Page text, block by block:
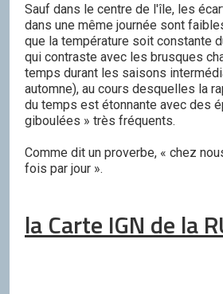
Sauf dans le centre de l'île, les
dans une même journée sont
que la température soit constante
qui contraste avec les brusques
temps durant les saisons
automne), au cours desquelles la
du temps est étonnante avec des
giboulées » très fréquents.
Comme dit un proverbe, « chez
fois par jour ».
la Carte IGN de la